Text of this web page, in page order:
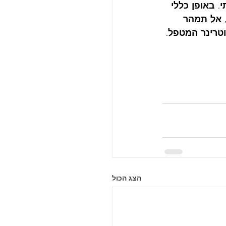
באופן כללי
אל תמהר
המטפל.
הצג הכול